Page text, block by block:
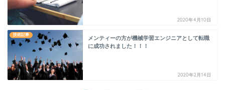
2020年4月10日
技術記事
メンティーの方が機械学習エンジニアとして転職
に成功されました！！！
2020年2月14日